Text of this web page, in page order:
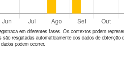
em diferentes fases. Os contextos podem
resgatadas automaticamente dos dados de obtenção
podem ocorrer.